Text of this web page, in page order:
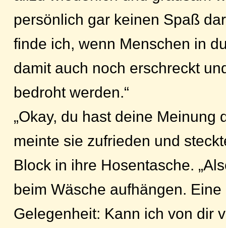
persönlich gar keinen Spaß
finde ich, wenn Menschen in
damit auch noch erschreckt
bedroht werden.“
„Okay, du hast deine Meinung
meinte sie zufrieden und
Block in ihre Hosentasche.
beim Wäsche aufhängen.
Gelegenheit: Kann ich von dir